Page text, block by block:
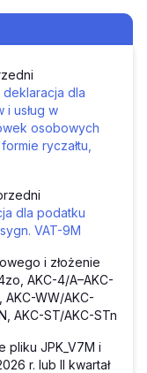
deklaracja dla
usług w
osobowych
ryczałtu,
dla podatku
VAT-9M
i złożenie
AKC-4/A–AKC-
AKC-WW/AKC-
AKC-ST/AKC-STn
pliku JPK_V7M i
r. lub II kwartał